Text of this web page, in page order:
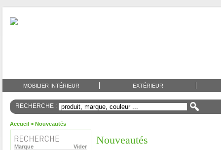
MOBILIER INTÉRIEUR EXTÉRIEUR
RECHERCHE :
Accueil > Nouveautés
Vider
Marque
Nouveautés